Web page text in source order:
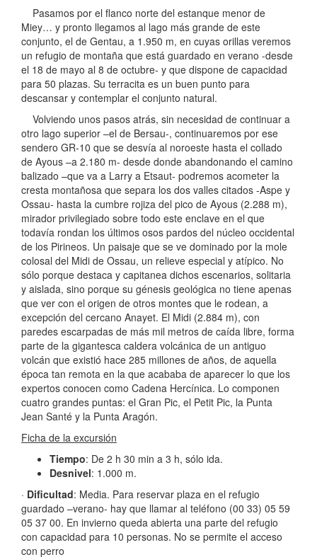
Pasamos por el flanco norte del estanque menor de
Miey… y pronto llegamos al lago más grande de este
conjunto, el de Gentau, a 1.950 m, en cuyas orillas veremos
un refugio de montaña que está guardado en verano -desde
el 18 de mayo al 8 de octubre- y que dispone de capacidad
para 50 plazas. Su terracita es un buen punto para
descansar y contemplar el conjunto natural.
Volviendo unos pasos atrás, sin necesidad de continuar a
otro lago superior –el de Bersau-, continuaremos por ese
sendero GR-10 que se desvía al noroeste hasta el collado
de Ayous –a 2.180 m- desde donde abandonando el camino
balizado –que va a Larry a Etsaut- podremos acometer la
cresta montañosa que separa los dos valles citados -Aspe y
Ossau- hasta la cumbre rojiza del pico de Ayous (2.288 m),
mirador privilegiado sobre todo este enclave en el que
todavía rondan los últimos osos pardos del núcleo occidental
de los Pirineos. Un paisaje que se ve dominado por la mole
colosal del Midi de Ossau, un relieve especial y atípico. No
sólo porque destaca y capitanea dichos escenarios, solitaria
y aislada, sino porque su génesis geológica no tiene apenas
que ver con el origen de otros montes que le rodean, a
excepción del cercano Anayet. El Midi (2.884 m), con
paredes escarpadas de más mil metros de caída libre, forma
parte de la gigantesca caldera volcánica de un antiguo
volcán que existió hace 285 millones de años, de aquella
época tan remota en la que acababa de aparecer lo que los
expertos conocen como Cadena Hercínica. Lo componen
cuatro grandes puntas: el Gran Pic, el Petit Pic, la Punta
Jean Santé y la Punta Aragón.
Ficha de la excursión
Tiempo: De 2 h 30 min a 3 h, sólo ida.
Desnivel: 1.000 m.
· Dificultad: Media. Para reservar plaza en el refugio
guardado –verano- hay que llamar al teléfono (00 33) 05 59
05 37 00. En invierno queda abierta una parte del refugio
con capacidad para 10 personas. No se permite el acceso
con perro